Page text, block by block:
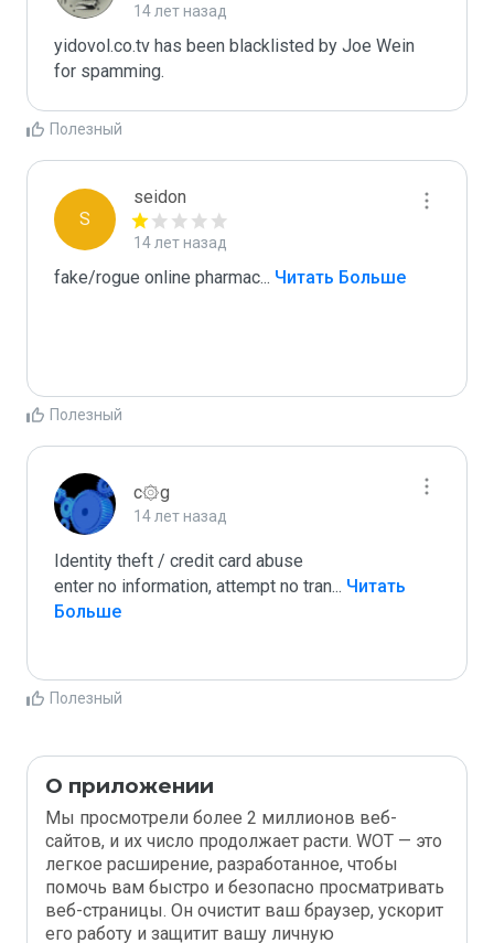
14 лет назад
yidovol.co.tv has been blacklisted by Joe Wein
for spamming.
Полезный
S
seidon
14 лет назад
fake/rogue online pharmac... Читать Больше
Полезный
c۞g
14 лет назад
Identity theft / credit card abuse
enter no information, attempt no tran... Читать
Больше
Полезный
О приложении
Мы просмотрели более 2 миллионов веб-
сайтов, и их число продолжает расти. WOT — это
легкое расширение, разработанное, чтобы
помочь вам быстро и безопасно просматривать
веб-страницы. Он очистит ваш браузер, ускорит
его работу и защитит вашу личную